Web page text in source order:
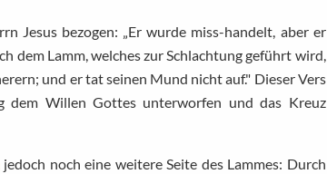
Jesus bezogen: „Er wurde miss-handelt, aber er
dem Lamm, welches zur Schlachtung geführt wird,
und er tat seinen Mund nicht auf." Dieser Vers
dem Willen Gottes unterworfen und das Kreuz
jedoch noch eine weitere Seite des Lammes: Durch